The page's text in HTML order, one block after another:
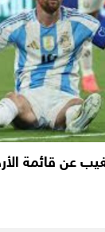
عن قائمة